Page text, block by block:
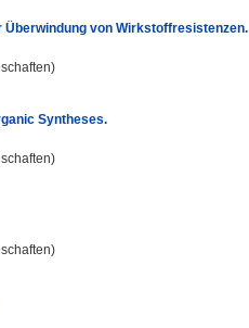
von Wirkstoffresistenzen.
Syntheses.